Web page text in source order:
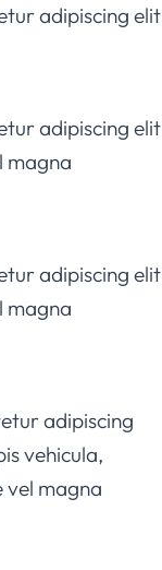
adipiscing elit
adipiscing elit
magna
adipiscing elit
magna
adipiscing
vehicula,
vel magna